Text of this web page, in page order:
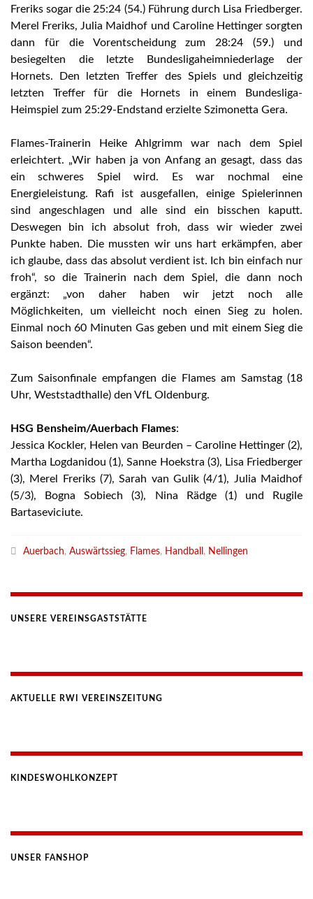
Freriks sogar die 25:24 (54.) Führung durch Lisa Friedberger.
Merel Freriks, Julia Maidhof und Caroline Hettinger sorgten
dann für die Vorentscheidung zum 28:24 (59.) und
besiegelten die letzte Bundesligaheimniederlage der
Hornets. Den letzten Treffer des Spiels und gleichzeitig
letzten Treffer für die Hornets in einem Bundesliga-
Heimspiel zum 25:29-Endstand erzielte Szimonetta Gera.
Flames-Trainerin Heike Ahlgrimm war nach dem Spiel
erleichtert. „Wir haben ja von Anfang an gesagt, dass das
ein schweres Spiel wird. Es war nochmal eine
Energieleistung. Rafi ist ausgefallen, einige Spielerinnen
sind angeschlagen und alle sind ein bisschen kaputt.
Deswegen bin ich absolut froh, dass wir wieder zwei
Punkte haben. Die mussten wir uns hart erkämpfen, aber
ich glaube, dass das absolut verdient ist. Ich bin einfach nur
froh“, so die Trainerin nach dem Spiel, die dann noch
ergänzt: „von daher haben wir jetzt noch alle
Möglichkeiten, um vielleicht noch einen Sieg zu holen.
Einmal noch 60 Minuten Gas geben und mit einem Sieg die
Saison beenden“.
Zum Saisonfinale empfangen die Flames am Samstag (18
Uhr, Weststadthalle) den VfL Oldenburg.
HSG Bensheim/Auerbach Flames:
Jessica Kockler, Helen van Beurden – Caroline Hettinger (2),
Martha Logdanidou (1), Sanne Hoekstra (3), Lisa Friedberger
(3), Merel Freriks (7), Sarah van Gulik (4/1), Julia Maidhof
(5/3), Bogna Sobiech (3), Nina Rädge (1) und Rugile
Bartaseviciute.
Auerbach, Auswärtssieg, Flames, Handball , Nellingen
UNSERE VEREINSGASTSTÄTTE
AKTUELLE RWI VEREINSZEITUNG
KINDESWOHLKONZEPT
UNSER FANSHOP